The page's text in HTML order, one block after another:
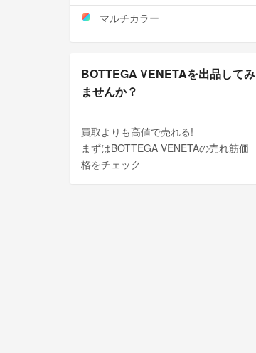
マルチカラー
BOTTEGA VENETAを出品してみ
ませんか？
買取よりも高値で売れる!
まずはBOTTEGA VENETAの売れ筋価
格をチェック